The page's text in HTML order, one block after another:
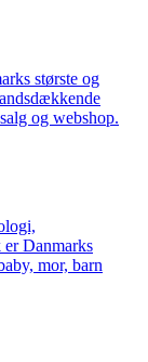
største og
og webshop.
Danmarks
mor, barn